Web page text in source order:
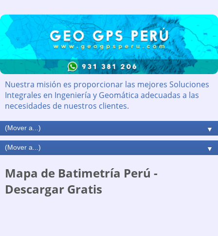
Nuestra misión es proporcionar las mejores Soluciones
Integrales en Ingeniería y Geomática adecuadas a las
necesidades de nuestros clientes.
▼
▼
Mapa de Batimetría Perú -
Descargar Gratis